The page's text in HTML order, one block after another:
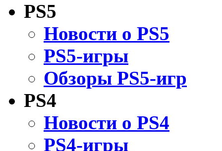
PS5
Новости о PS5
PS5-игры
Обзоры PS5-игр
PS4
Новости о PS4
PS4-игры